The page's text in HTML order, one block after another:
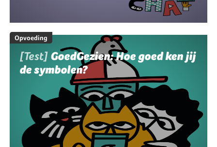
Opvoeding
[Test] GoedGezien: Hoe goed ken jij
de symbolen?